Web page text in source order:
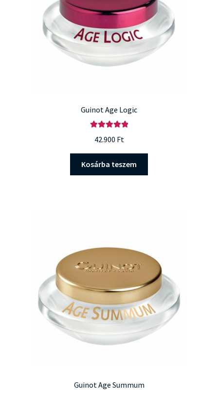
Guinot Age Logic
42.900 Ft
Kosárba teszem
Guinot Age Summum